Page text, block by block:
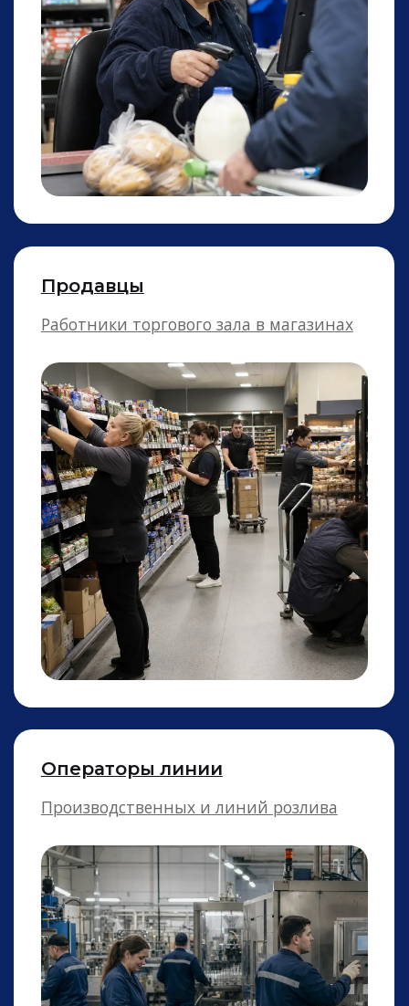
На любое предприятие и завод
Рабочие на конвейер
На сбор урожая, обработкой растений
Работники в теплицу
Уборщики
Производтсвенные помещения, цеха